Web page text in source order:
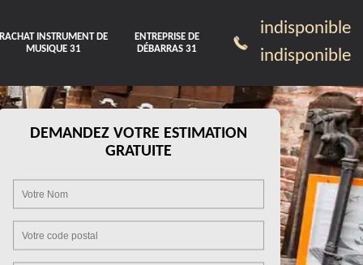
RACHAT INSTRUMENT DE
MUSIQUE 31
ENTREPRISE DE
DÉBARRAS 31
indisponible
indisponible
DEMANDEZ VOTRE ESTIMATION
GRATUITE